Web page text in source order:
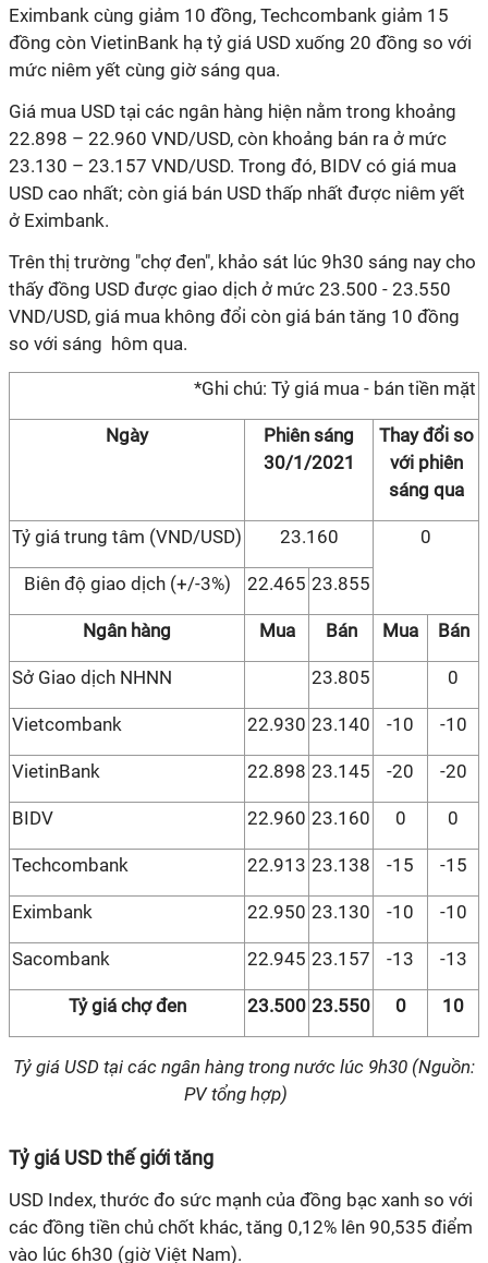
Eximbank cùng giảm 10 đồng, Techcombank giảm 15
đồng còn VietinBank hạ tỷ giá USD xuống 20 đồng so với
mức niêm yết cùng giờ sáng qua.
Giá mua USD tại các ngân hàng hiện nằm trong khoảng
22.898 – 22.960 VND/USD, còn khoảng bán ra ở mức
23.130 – 23.157 VND/USD. Trong đó, BIDV có giá mua
USD cao nhất; còn giá bán USD thấp nhất được niêm yết
ở Eximbank.
Trên thị trường "chợ đen", khảo sát lúc 9h30 sáng nay cho
thấy đồng USD được giao dịch ở mức 23.500 - 23.550
VND/USD, giá mua không đổi còn giá bán tăng 10 đồng
so với sáng hôm qua.
*Ghi chú: Tỷ giá mua - bán tiền mặt
Ngày
Phiên sáng
30/1/2021
Thay đổi so
với phiên
sáng qua
Tỷ giá trung tâm (VND/USD) 23.160 0
Biên độ giao dịch (+/-3%) 22.465 23.855
Ngân hàng Mua Bán Mua Bán
Sở Giao dịch NHNN 23.805 0
Vietcombank 22.930 23.140 -10 -10
VietinBank 22.898 23.145 -20 -20
BIDV 22.960 23.160 0 0
Techcombank 22.913 23.138 -15 -15
Eximbank 22.950 23.130 -10 -10
Sacombank 22.945 23.157 -13 -13
Tỷ giá chợ đen 23.500 23.550 0 10
Tỷ giá USD tại các ngân hàng trong nước lúc 9h30 (Nguồn:
PV tổng hợp)
Tỷ giá USD thế giới tăng
USD Index, thước đo sức mạnh của đồng bạc xanh so với
các đồng tiền chủ chốt khác, tăng 0,12% lên 90,535 điểm
vào lúc 6h30 (giờ Việt Nam).